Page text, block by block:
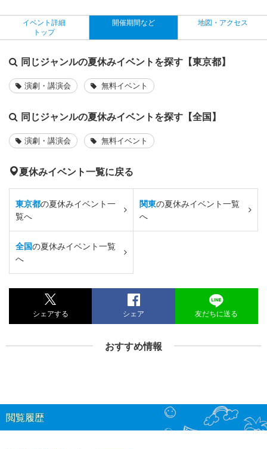
イベント詳細
トップ
開催期間など 地図・アクセス
同じジャンルの夏休みイベントを探す【東京都】
演劇・講演会 無料イベント
同じジャンルの夏休みイベントを探す【全国】
演劇・講演会 無料イベント
夏休みイベント一覧に戻る
東京都の夏休みイベント一
覧へ
関東の夏休みイベント一覧
へ
全国の夏休みイベント一覧
へ
シェアする シェア 友だちに送る
おすすめ情報
閲覧履歴